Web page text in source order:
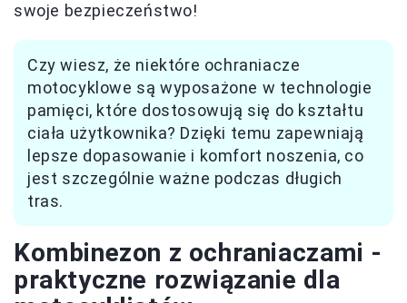
swoje bezpieczeństwo!
Czy wiesz, że niektóre ochraniacze
motocyklowe są wyposażone w technologie
pamięci, które dostosowują się do kształtu
ciała użytkownika? Dzięki temu zapewniają
lepsze dopasowanie i komfort noszenia, co
jest szczególnie ważne podczas długich
tras.
Kombinezon z ochraniaczami -
praktyczne rozwiązanie dla